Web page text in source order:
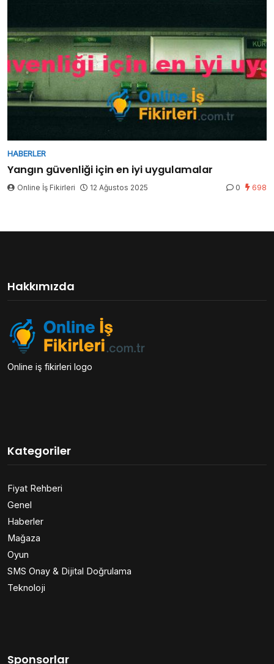
HABERLER
Yangın güvenliği için en iyi uygulamalar
Online İş Fikirleri 12 Ağustos 2025 0 698
Hakkımızda
Online iş fikirleri logo
Kategoriler
Fiyat Rehberi
Genel
Haberler
Mağaza
Oyun
SMS Onay & Dijital Doğrulama
Teknoloji
Sponsorlar